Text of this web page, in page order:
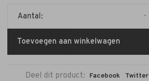
Aantal: -
Toevoegen aan winkelwagen
Deel dit product: Facebook Twitter